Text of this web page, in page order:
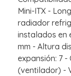
Mini-ITX -
radiador
instalados en
mm - Altura
expansión: 7 -
(ventilador) -